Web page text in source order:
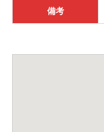
備考